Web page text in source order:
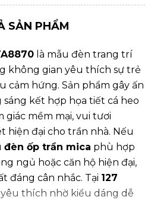
SẢN PHẨM
là mẫu đèn trang trí
không gian yêu thích sự trẻ
cảm hứng. Sản phẩm gây ấn
kết hợp họa tiết cá heo
giác mềm mại, vui tươi
hiện đại cho trần nhà. Nếu
đèn ốp trần mica phù hợp
ngủ hoặc căn hộ hiện đại,
đáng cân nhắc. Tại 127
yêu thích nhờ kiểu dáng dễ